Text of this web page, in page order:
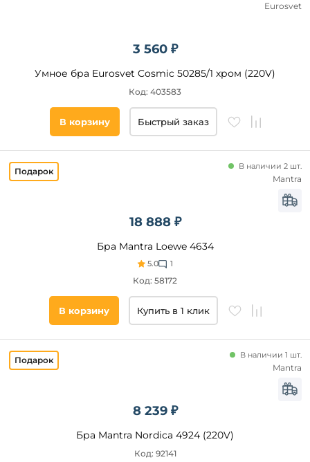
3 560 ₽
Умное бра Eurosvet Cosmic 50285/1 хром (220V)
Код: 403583
Eurosvet
В корзину Быстрый заказ
18 888 ₽
Бра Mantra Loewe 4634
5.0 1
В наличии 2 шт.
Код: 58172
Mantra
В корзину Купить в 1 клик
8 239 ₽
Бра Mantra Nordica 4924 (220V)
В наличии 1 шт.
Код: 92141
Mantra